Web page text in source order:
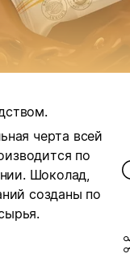
черта всей
по
Шоколад,
созданы по